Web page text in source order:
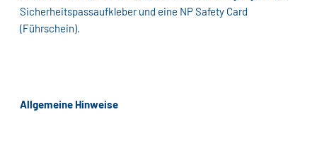
Sicherheitspassaufkleber und eine NP Safety Card
(Führschein).
Allgemeine Hinweise